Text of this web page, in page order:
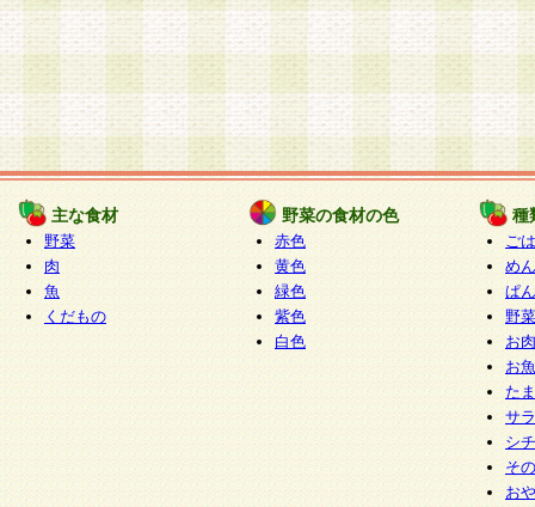
主な食材
野菜
肉
魚
くだもの
野菜の食材の色
赤色
黄色
緑色
紫色
白色
種
ご
めん
ぱん
野
お
お
た
サ
シ
そ
お